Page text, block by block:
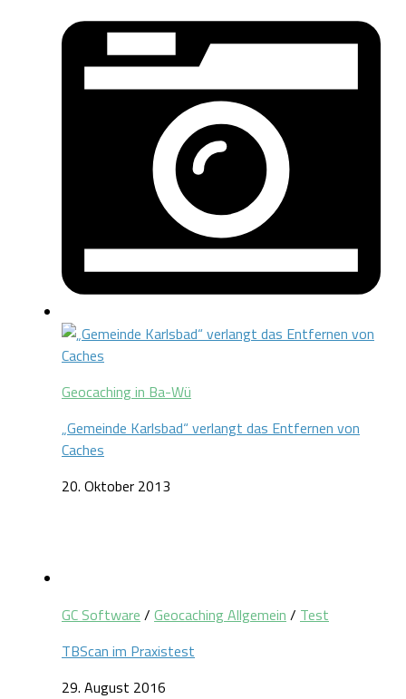
Geocaching in Ba-Wü
„Gemeinde Karlsbad“ verlangt das Entfernen von
Caches
20. Oktober 2013
GC Software / Geocaching Allgemein / Test
TBScan im Praxistest
29. August 2016